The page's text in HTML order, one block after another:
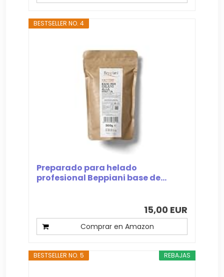
BESTSELLER NO. 4
Preparado para helado
profesional Beppiani base de...
15,00 EUR
Comprar en Amazon
REBAJAS
BESTSELLER NO. 5